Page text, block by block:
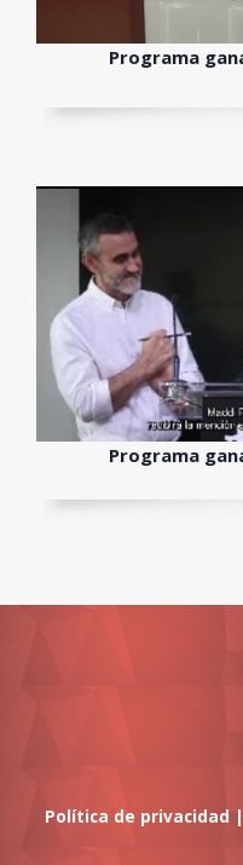
Programa
Programa
Política de privacidad |